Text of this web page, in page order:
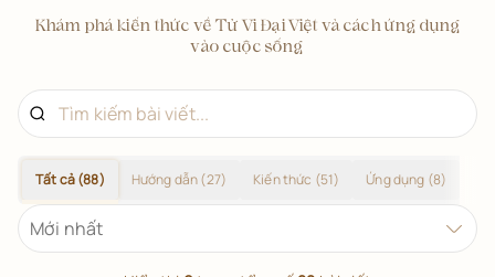
Học Tử Vi
Từ điển
14 Chính Tinh
Lá số đã lưu
Khám phá kiến thức về Tử Vi Đại Việt và cách ứng dụng
vào cuộc sống
Tất cả (88) Hướng dẫn (27) Kiến thức (51) Ứng dụng (8)
Mới nhất